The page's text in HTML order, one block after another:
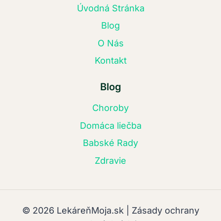
Úvodná Stránka
Blog
O Nás
Kontakt
Blog
Choroby
Domáca liečba
Babské Rady
Zdravie
© 2026 LekáreňMoja.sk | Zásady ochrany